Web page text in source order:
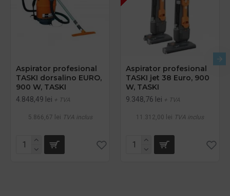
Aspirator profesional
TASKI dorsalino EURO,
900 W, TASKI
4.848,49 lei + TVA
5.866,67 lei TVA inclus
Aspirator profesional
TASKI jet 38 Euro, 900
W, TASKI
9.348,76 lei + TVA
11.312,00 lei TVA inclus